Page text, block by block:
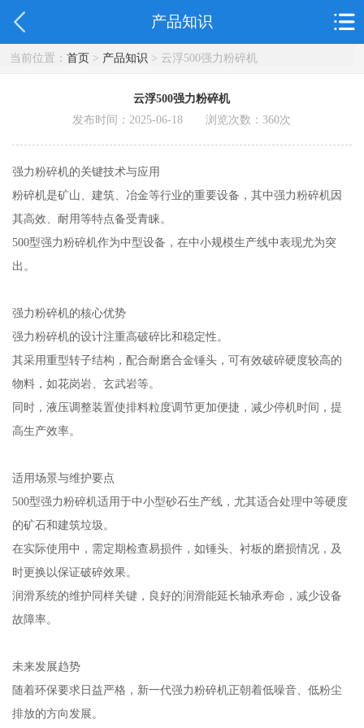
产品知识
当前位置： 首页> 产品知识 > 云浮500强力粉碎机
云浮500强力粉碎机
发布时间：2025-06-18 浏览次数：360次
强力粉碎机的关键技术与应用
粉碎机是矿山、建筑、冶金等行业的重要设备，其中强力粉碎机因
其高效、耐用等特点备受青睐。
500型强力粉碎机作为中型设备，在中小规模生产线中表现尤为突
出。
强力粉碎机的核心优势
强力粉碎机的设计注重高破碎比和稳定性。
其采用重型转子结构，配合耐磨合金锤头，可有效破碎硬度较高的
物料，如花岗岩、玄武岩等。
同时，液压调整装置使排料粒度调节更加便捷，减少停机时间，提
高生产效率。
适用场景与维护要点
500型强力粉碎机适用于中小型砂石生产线，尤其适合处理中等硬度
的矿石和建筑垃圾。
在实际使用中，需定期检查易损件，如锤头、衬板的磨损情况，及
时更换以保证破碎效果。
润滑系统的维护同样关键，良好的润滑能延长轴承寿命，减少设备
故障率。
未来发展趋势
随着环保要求日益严格，新一代强力粉碎机正朝着低噪音、低粉尘
排放的方向发展。